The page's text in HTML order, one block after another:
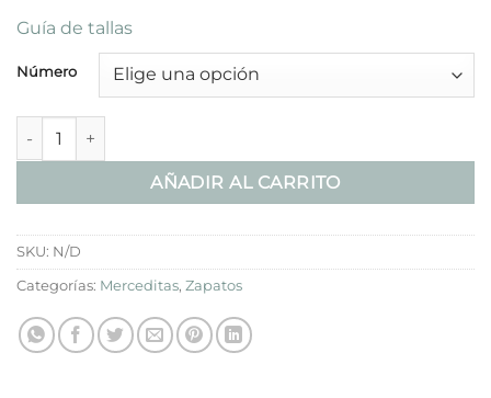
Guía de tallas
Número
Mercedita Lino Niebla cantidad
AÑADIR AL CARRITO
SKU: N/D
Categorías: Merceditas, Zapatos